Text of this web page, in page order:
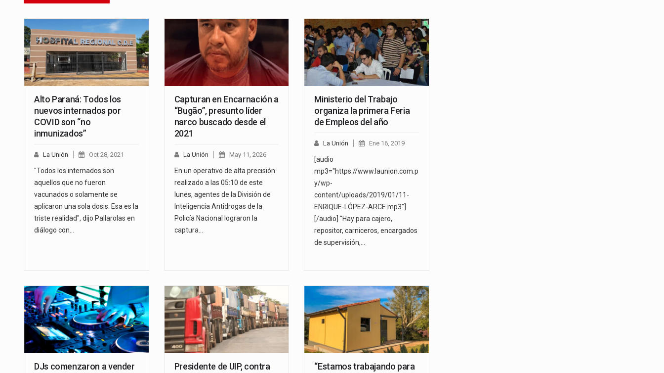
Alto Paraná: Todos los
nuevos internados por
COVID son “no
inmunizados”
La Unión Oct 28, 2021
"Todos los internados son
aquellos que no fueron
vacunados o solamente se
aplicaron una sola dosis. Esa es la
triste realidad", dijo Pallarolas en
diálogo con…
Capturan en Encarnación a
“Bugão”, presunto líder
narco buscado desde el
2021
La Unión May 11, 2026
En un operativo de alta precisión
realizado a las 05:10 de este
lunes, agentes de la División de
Inteligencia Antidrogas de la
Policía Nacional lograron la
captura…
Ministerio del Trabajo
organiza la primera Feria
de Empleos del año
La Unión Ene 16, 2019
[audio
mp3="https://www.launion.com.p
y/wp-
content/uploads/2019/01/11-
ENRIQUE-LÓPEZ-ARCE.mp3"]
[/audio] "Hay para cajero,
repositor, carniceros, encargados
de supervisión,…
DJs comenzaron a vender
Presidente de UIP, contra
“Estamos trabajando para